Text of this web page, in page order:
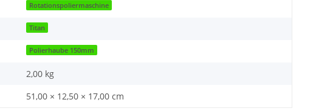
Rotationspoliermaschine
Titan
Polierhaube 150mm
2,00 kg
51,00 × 12,50 × 17,00 cm